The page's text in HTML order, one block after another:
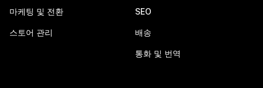
마케팅 및 전환
스토어 관리
SEO
배송
통화 및 번역